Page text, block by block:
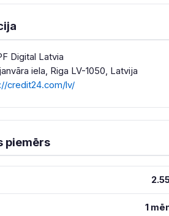
Digital Latvia
iela, Riga LV-1050, Latvija
credit24.com/lv/
piemērs
1